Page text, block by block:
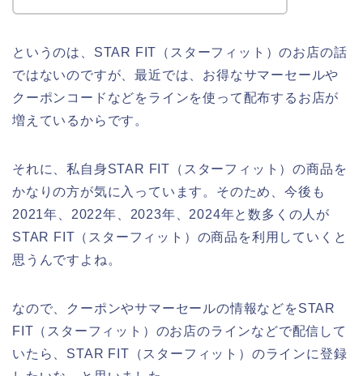
というのは、STAR FIT（スターフィット）のお店の話
ではないのですが、最近では、お得なサマーセールや
クーポンコードなどをラインを使って配布するお店が
増えているからです。
それに、私自身STAR FIT（スターフィット）の商品を
かなりの方が気に入っています。そのため、今後も
2021年、2022年、2023年、2024年と数多くの人が
STAR FIT（スターフィット）の商品を利用していくと
思うんですよね。
なので、クーポンやサマーセールの情報などをSTAR
FIT（スターフィット）のお店のラインなどで配信して
いたら、STAR FIT（スターフィット）のラインに登録